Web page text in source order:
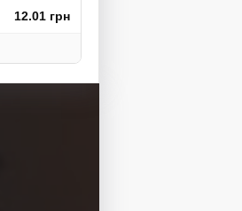
12.01 грн